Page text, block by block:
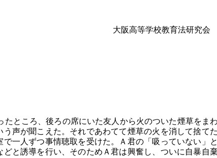
大阪高等学校教育法研
ところ、後ろの席にいた友人から火のついた煙草をま
声が聞こえた。それであわてて煙草の火を消して捨て
一人ずつ事情聴取を受けた。Ａ君の「吸っていない」
と誘導を行い、そのためＡ君は興奮し、ついに自暴自